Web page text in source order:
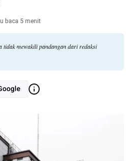
baca 5 menit
tidak mewakili pandangan dari redaksi